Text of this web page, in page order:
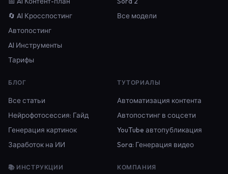
🔄 AI Кросспостинг
Автопостинг
AI Инструменты
Тарифы
Все модели
БЛОГ
Все статьи
Нейрофотосессия: Гайд
Генерация картинок
Заработок на ИИ
ТУТОРИАЛЫ
Автоматизация контента
Автопостинг в соцсети
YouTube автопубликация
Sora: Генерация видео
📚 ИНСТРУКЦИИ КОМПАНИЯ